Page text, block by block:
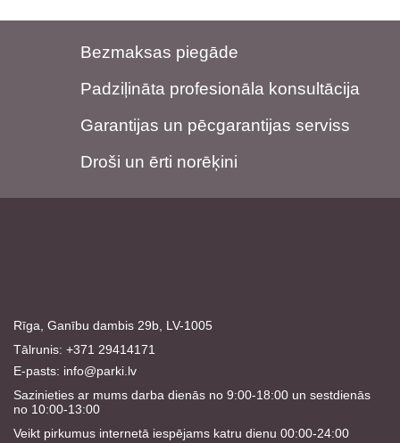
Bezmaksas piegāde
Padziļināta profesionāla konsultācija
Garantijas un pēcgarantijas serviss
Droši un ērti norēķini
Rīga, Ganību dambis 29b, LV-1005
Tālrunis: +371 29414171
E-pasts: info@parki.lv
Sazinieties ar mums darba dienās no 9:00-18:00 un sestdienās
no 10:00-13:00
Veikt pirkumus internetā iespējams katru dienu 00:00-24:00